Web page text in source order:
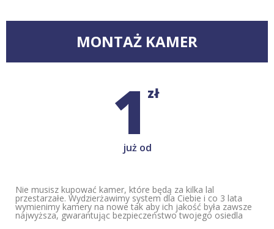
MONTAŻ KAMER
1 zł
już od
Nie musisz kupować kamer, które będą za kilka lal
przestarzałe. Wydzierżawimy system dla Ciebie i co 3 lata
wymienimy kamery na nowe tak aby ich jakość była zawsze
najwyższa, gwarantując bezpieczeństwo twojego osiedla